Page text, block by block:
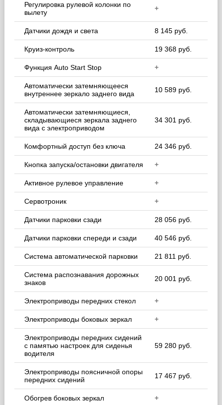
Регулировка рулевой колонки по
вылету
+
Датчики дождя и света 8 145 руб.
Круиз-контроль 19 368 руб.
Функция Auto Start Stop +
Автоматически затемняющееся
внутреннее зеркало заднего вида
10 589 руб.
Автоматически затемняющиеся,
складывающиеся зеркала заднего
вида с электроприводом
34 301 руб.
Комфортный доступ без ключа 24 346 руб.
Кнопка запуска/остановки двигателя +
Активное рулевое управление +
Сервотроник +
Датчики парковки сзади 28 056 руб.
Датчики парковки спереди и сзади 40 546 руб.
Система автоматической парковки 21 811 руб.
Система распознавания дорожных
знаков
20 001 руб.
Электроприводы передних стекол +
Электроприводы боковых зеркал +
Электроприводы передних сидений
с памятью настроек для сиденья
водителя
59 280 руб.
Электроприводы поясничной опоры
передних сидений
17 467 руб.
Обогрев боковых зеркал +